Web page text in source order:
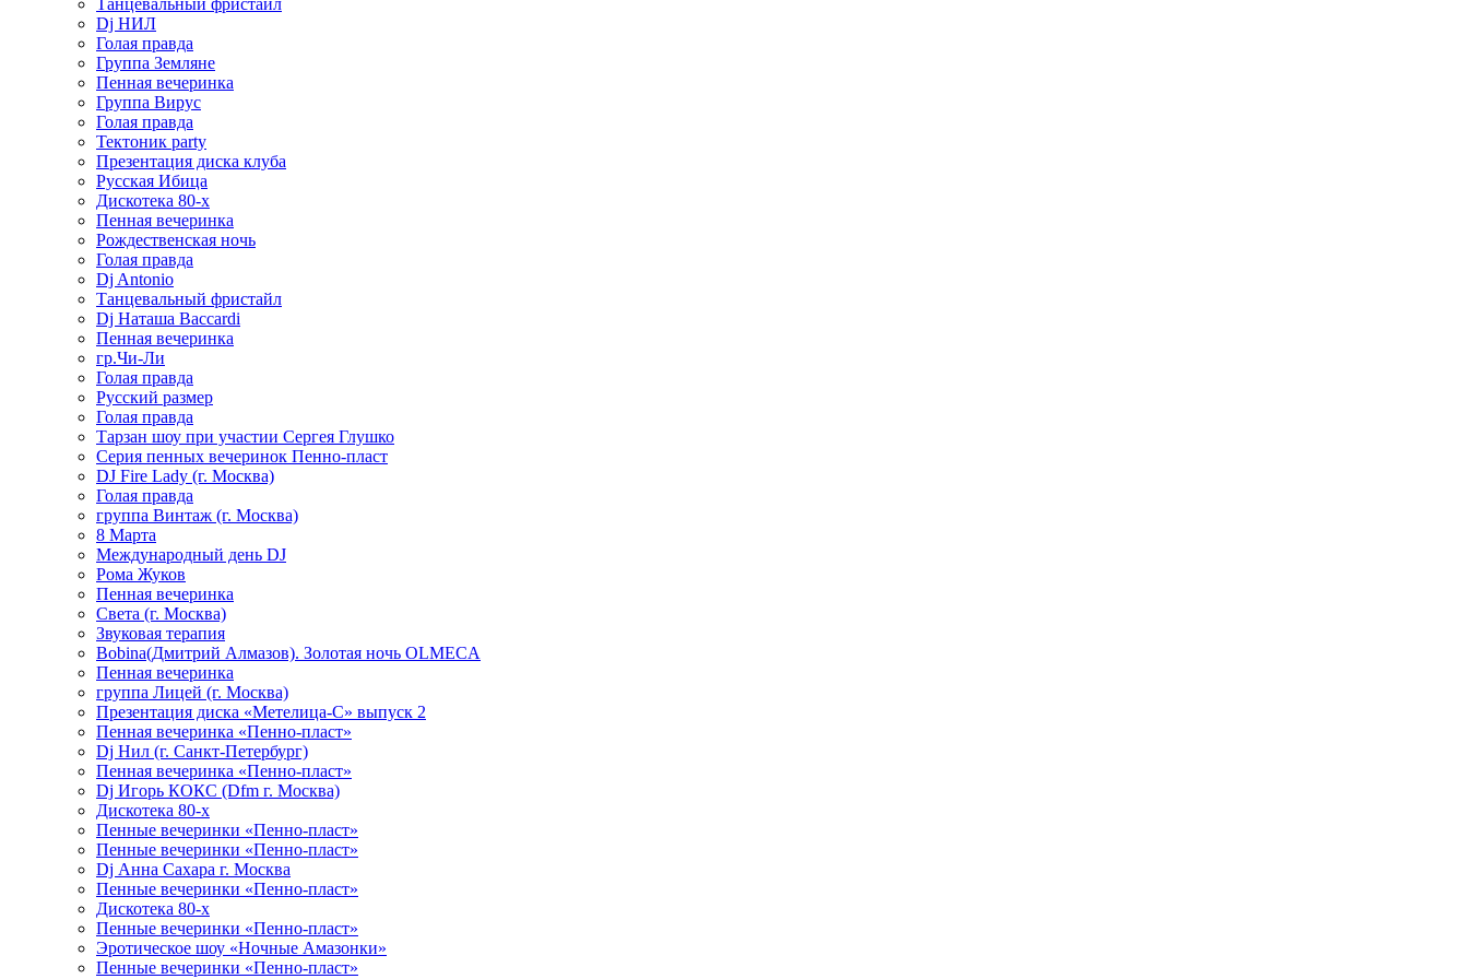
Танцевальный фристайл
Dj НИЛ
Голая правда
Группа Земляне
Пенная вечеринка
Группа Вирус
Голая правда
Тектоник party
Презентация диска клуба
Русская Ибица
Дискотека 80-х
Пенная вечеринка
Рождественская ночь
Голая правда
Dj Antonio
Танцевальный фристайл
Dj Наташа Baccardi
Пенная вечеринка
гр.Чи-Ли
Голая правда
Русский размер
Голая правда
Тарзан шоу при участии Сергея Глушко
Серия пенных вечеринок Пенно-пласт
DJ Fire Lady (г. Москва)
Голая правда
группа Винтаж (г. Москва)
8 Марта
Международный день DJ
Рома Жуков
Пенная вечеринка
Света (г. Москва)
Звуковая терапия
Bobina(Дмитрий Алмазов). Золотая ночь OLMECA
Пенная вечеринка
группа Лицей (г. Москва)
Презентация диска «Метелица-С» выпуск 2
Пенная вечеринка «Пенно-пласт»
Dj Нил (г. Санкт-Петербург)
Пенная вечеринка «Пенно-пласт»
Dj Игорь КОКС (Dfm г. Москва)
Дискотека 80-х
Пенные вечеринки «Пенно-пласт»
Пенные вечеринки «Пенно-пласт»
Dj Анна Сахара г. Москва
Пенные вечеринки «Пенно-пласт»
Дискотека 80-х
Пенные вечеринки «Пенно-пласт»
Эротическое шоу «Ночные Амазонки»
Пенные вечеринки «Пенно-пласт»